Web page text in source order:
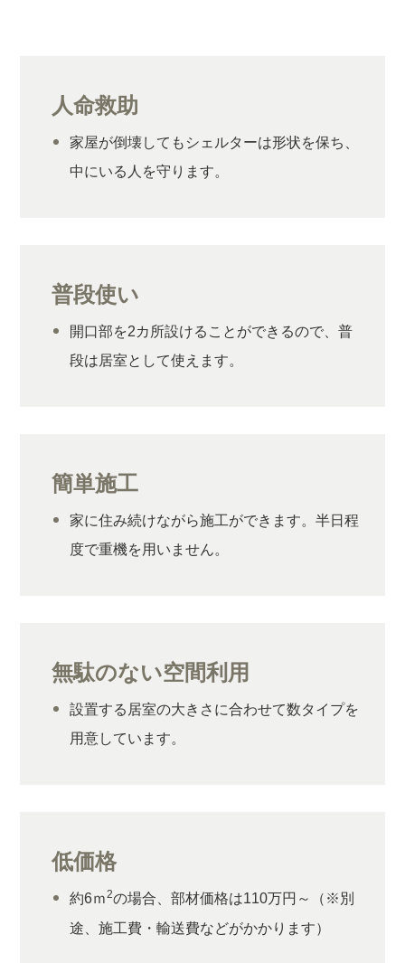
人命救助
家屋が倒壊してもシェルターは形状を保ち、
中にいる人を守ります。
普段使い
開口部を2カ所設けることができるので、普
段は居室として使えます。
簡単施工
家に住み続けながら施工ができます。半日程
度で重機を用いません。
無駄のない空間利用
設置する居室の大きさに合わせて数タイプを
用意しています。
低価格
約6ｍ2の場合、部材価格は110万円～（※別
途、施工費・輸送費などがかかります）